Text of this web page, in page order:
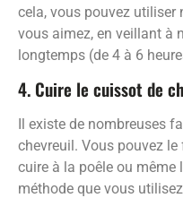
cela, vous pouvez utiliser
vous aimez, en veillant à
longtemps (de 4 à 6
4. Cuire le cuissot de
Il existe de nombreuses
chevreuil. Vous pouvez
cuire à la poêle ou même
méthode que vous